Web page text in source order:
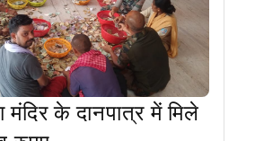
मंदिर के दानपात्र में मिले